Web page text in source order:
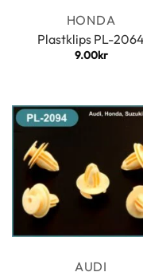
HONDA
Plastklips PL-2064
9.00kr
AUDI